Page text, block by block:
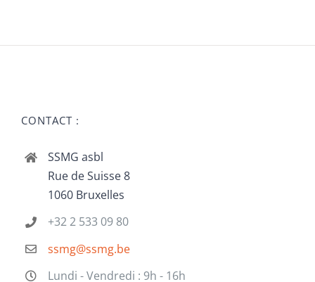
CONTACT :
SSMG asbl
Rue de Suisse 8
1060 Bruxelles
+32 2 533 09 80
ssmg@ssmg.be
Lundi - Vendredi : 9h - 16h